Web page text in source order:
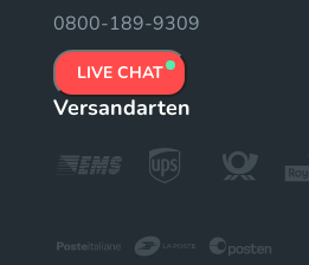
0800-189-9309
LIVE CHAT
Versandarten